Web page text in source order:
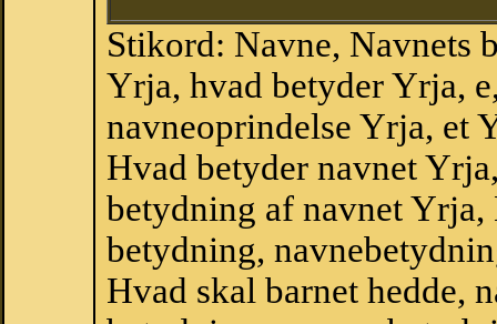
Stikord: Navne, Navnets
Yrja, hvad betyder Yrja,
navneoprindelse Yrja, et
Hvad betyder navnet
betydning af navnet
betydning,
Hvad skal barnet hedde,